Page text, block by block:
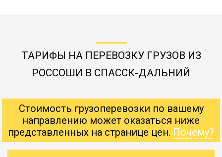
ТАРИФЫ НА ПЕРЕВОЗКУ ГРУЗОВ ИЗ
РОССОШИ В СПАССК-ДАЛЬНИЙ
Стоимость грузоперевозки по вашему
направлению может оказаться ниже
представленных на странице цен. Почему?